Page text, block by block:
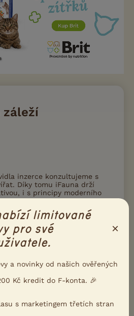
záleží
inzerce konzultujeme s
Díky tomu iFauna drží
i s principy moderního
si víclimitované
pro své
×
a novinky od našich ověřených
Kč kredit do F-konta. 🎉
s marketingem třetích stran